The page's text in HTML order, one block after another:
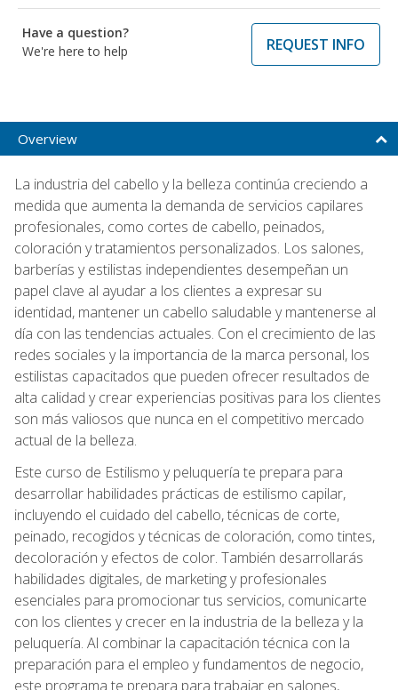
Have a question?
We're here to help
REQUEST INFO
Overview
La industria del cabello y la belleza continúa creciendo a
medida que aumenta la demanda de servicios capilares
profesionales, como cortes de cabello, peinados,
coloración y tratamientos personalizados. Los salones,
barberías y estilistas independientes desempeñan un
papel clave al ayudar a los clientes a expresar su
identidad, mantener un cabello saludable y mantenerse al
día con las tendencias actuales. Con el crecimiento de las
redes sociales y la importancia de la marca personal, los
estilistas capacitados que pueden ofrecer resultados de
alta calidad y crear experiencias positivas para los clientes
son más valiosos que nunca en el competitivo mercado
actual de la belleza.
Este curso de Estilismo y peluquería te prepara para
desarrollar habilidades prácticas de estilismo capilar,
incluyendo el cuidado del cabello, técnicas de corte,
peinado, recogidos y técnicas de coloración, como tintes,
decoloración y efectos de color. También desarrollarás
habilidades digitales, de marketing y profesionales
esenciales para promocionar tus servicios, comunicarte
con los clientes y crecer en la industria de la belleza y la
peluquería. Al combinar la capacitación técnica con la
preparación para el empleo y fundamentos de negocio,
este programa te prepara para trabajar en salones,